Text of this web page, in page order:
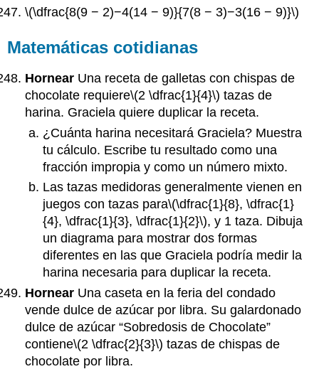
\(\dfrac{8(9 − 2)−4(14 − 9)}{7(8 − 3)−3(16 − 9)}\)
Matemáticas cotidianas
Hornear Una receta de galletas con chispas de
chocolate requiere\(2 \dfrac{1}{4}\) tazas de
harina. Graciela quiere duplicar la receta.
¿Cuánta harina necesitará Graciela? Muestra
tu cálculo. Escribe tu resultado como una
fracción impropia y como un número mixto.
Las tazas medidoras generalmente vienen en
juegos con tazas para\(\dfrac{1}{8}, \dfrac{1}
{4}, \dfrac{1}{3}, \dfrac{1}{2}\), y 1 taza. Dibuja
un diagrama para mostrar dos formas
diferentes en las que Graciela podría medir la
harina necesaria para duplicar la receta.
Hornear Una caseta en la feria del condado
vende dulce de azúcar por libra. Su galardonado
dulce de azúcar “Sobredosis de Chocolate”
contiene\(2 \dfrac{2}{3}\) tazas de chispas de
chocolate por libra.